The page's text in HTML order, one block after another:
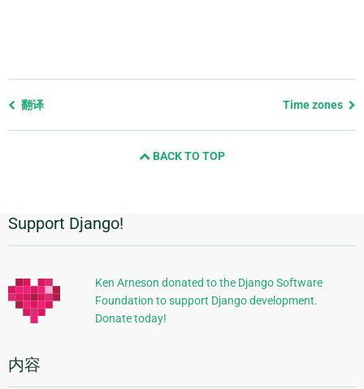
Previous
翻译 Time zones
BACK TO TOP
附
加
信
息
Support Django!
Ken Arneson donated to the Django Software
Foundation to support Django development.
Donate today!
内容